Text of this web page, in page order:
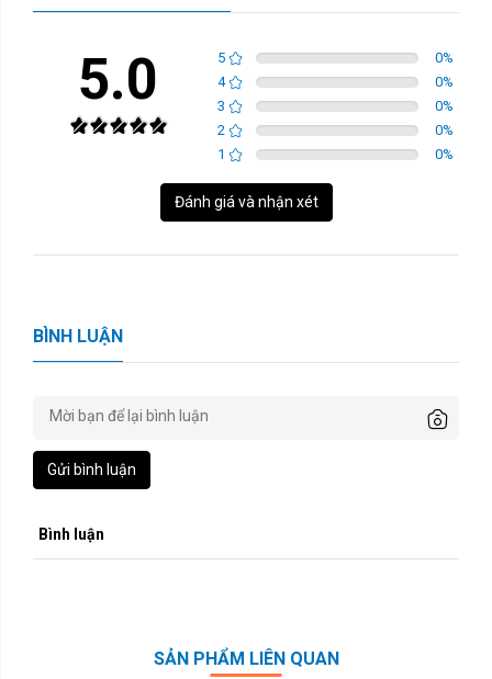
5.0 5 0%
4
0%
3
0%
2
0%
1
0%
Đánh giá và nhận xét
BÌNH LUẬN
Gửi bình luận
Bình luận
SẢN PHẨM LIÊN QUAN